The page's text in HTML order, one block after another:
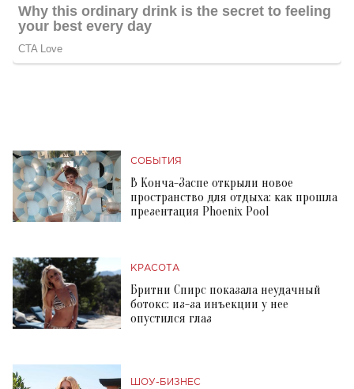
СОБЫТИЯ
В Конча-Заспе открыли новое
пространство для отдыха: как прошла
презентация Phoenix Pool
КРАСОТА
Бритни Спирс показала неудачный
ботокс: из-за инъекции у нее
опустился глаз
ШОУ-БИЗНЕС